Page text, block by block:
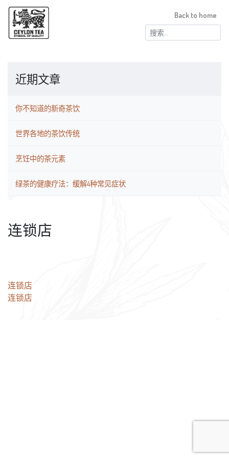
搜
索：
Back to home
近期文章
你不知道的新奇茶饮
世界各地的茶饮传统
烹饪中的茶元素
绿茶的健康疗法：缓解4种常见症状
连锁店
文
章
连锁店
连锁店